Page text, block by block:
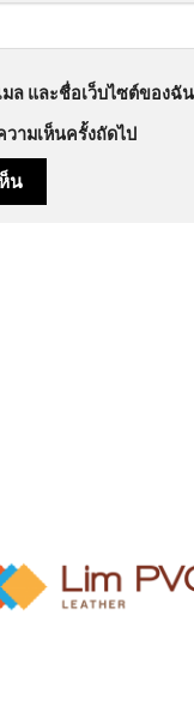
ล และชื่อเว็บไซต์ของฉั
ามเห็นครั้งถัดไป